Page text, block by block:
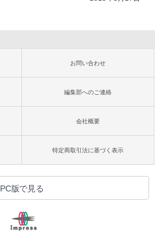
お問い合わせ
編集部へのご連絡
会社概要
特定商取引法に基づく表示
PC版で見る